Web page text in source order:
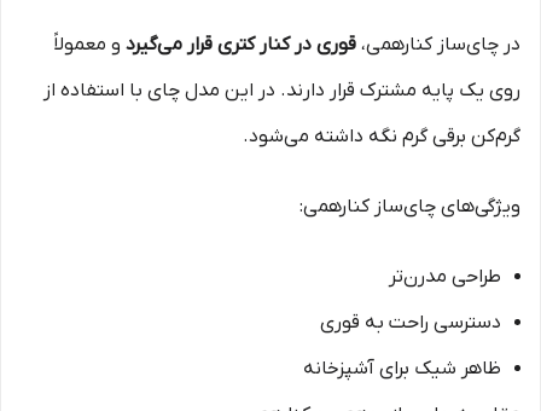
در چای‌ساز کنارهمی، قوری در کنار کتری قرار می‌گیرد و معمولاً
روی یک پایه مشترک قرار دارند. در این مدل چای با استفاده از
گرم‌کن برقی گرم نگه داشته می‌شود.
ویژگی‌های چای‌ساز کنارهمی:
طراحی مدرن‌تر
دسترسی راحت به قوری
ظاهر شیک برای آشپزخانه